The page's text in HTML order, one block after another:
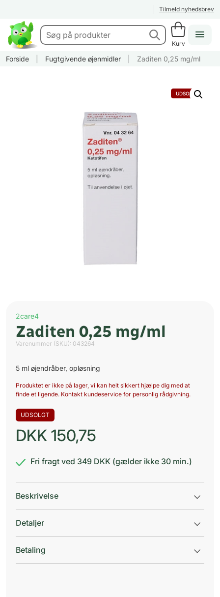
Tilmeld nyhedsbrev
Kurv
Forside Fugtgivende øjenmidler Zaditen 0,25 mg/ml
UDSOLGT
2care4
Zaditen 0,25 mg/ml
Varenummer (SKU): 043264
5 ml øjendråber, opløsning
Produktet er ikke på lager, vi kan helt sikkert hjælpe dig med at
finde et ligende. Kontakt kundeservice for personlig rådgivning.
UDSOLGT
DKK 150,75
Fri fragt ved 349 DKK (gælder ikke 30 min.)
Beskrivelse
Detaljer
Betaling